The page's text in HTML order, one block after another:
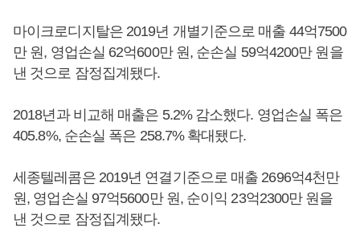
마이크로디지탈은 2019년 개별기준으로 매출 44억7500
만 원, 영업손실 62억600만 원, 순손실 59억4200만 원을
낸 것으로 잠정집계됐다.
2018년과 비교해 매출은 5.2% 감소했다. 영업손실 폭은
405.8%, 순손실 폭은 258.7% 확대됐다.
세종텔레콤은 2019년 연결기준으로 매출 2696억4천만
원, 영업손실 97억5600만 원, 순이익 23억2300만 원을
낸 것으로 잠정집계됐다.